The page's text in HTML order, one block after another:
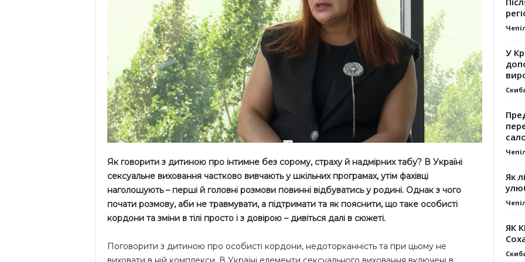
Як говорити з дитиною про інтимне без сорому, страху й надмірних табу? В Україні
сексуальне виховання частково вивчають у шкільних програмах, утім фахівці
наголошують – перші й головні розмови повинні відбуватись у родині. Однак з чого
почати розмову, аби не травмувати, а підтримати та як пояснити, що таке особисті
кордони та зміни в тілі просто і з довірою – дивіться далі в сюжеті.
Поговорити з дитиною про особисті кордони, недоторканність та при цьому не
У
Як
ЯК